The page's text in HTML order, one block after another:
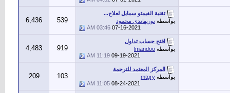
تقنية الفيمتو سمايل لعلاج...
بواسطة نوريهاندى محمود
07-16-2021
03:46 AM
539
6,436
افتح حساب تداول
بواسطة lmandoo
09-19-2021
11:19 AM
919
4,483
المركز المعتمد للترجمة
بواسطة mtgry
08-24-2021
11:05 AM
103
209